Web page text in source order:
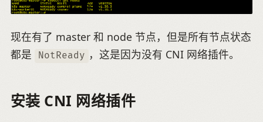
现在有了 master 和 node 节点，但是所有节点状态
都是
NotReady ，这是因为没有 CNI 网络插件。
安装 CNI 网络插件